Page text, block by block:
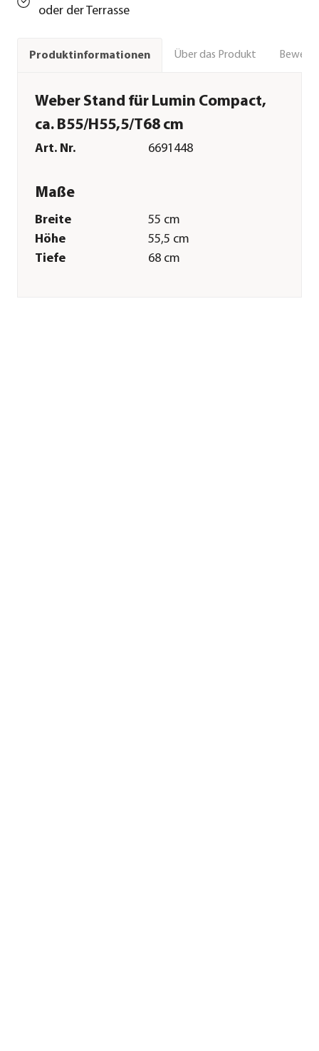
oder der Terrasse
Produktinformationen Über das Produkt
Weber Stand für Lumin Compact,
ca. B55/H55,5/T68 cm
Art. Nr. 6691448
Maße
Breite
55 cm
Höhe
55,5 cm
Tiefe
68 cm